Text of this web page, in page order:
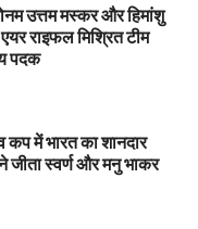
उत्तम मस्कर और हिमांशु
राइफल मिश्रित टीम
पदक
में भारत का शानदार
जीता स्वर्ण और मनु भाकर